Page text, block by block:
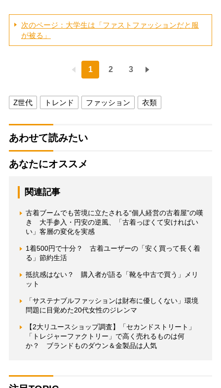
次のページ：大学生は「ファストファッションだと服
が被る」
1 2 3
Z世代 トレンド ファッション 衣類
あわせて読みたい
あなたにオススメ
関連記事
古着ブームでも苦境に立たされる“個人経営の古着屋”の嘆
き 大手参入・円安の逆風、「古着っぽくて安ければい
い」客層の変化を実感
1着500円で十分？ 古着ユーザーの「安く買って長く着
る」節約生活
抵抗感はない？ 購入者が語る「靴を中古で買う」メリ
ット
「サステナブルファッションは財布に優しくない」環境
問題に目覚めた20代女性のジレンマ
【2大リユースショップ調査】「セカンドストリート」
「トレジャーファクトリー」で高く売れるものは何
か？ ブランドものダウン＆金製品は人気